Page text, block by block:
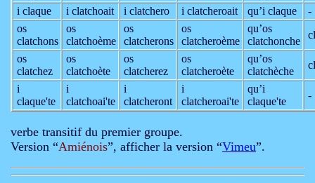
i claque
i clatchoait i clatchero i clatcheroait qu’i claque
-
os
clatchons
os
clatchoème
os
clatcherons
os
clatcheroème
qu’os
clatchonche
os
clatchez
os
clatchoète
os
clatcherez
os
clatcheroète
qu’os
clatchèche
i
claque'te
i
clatchoai'te
i
clatcheront
i
clatcheroai'te
qu’i
claque'te
-
verbe transitif du premier groupe.
Version “Amiénois”, afficher la version “Vimeu”.